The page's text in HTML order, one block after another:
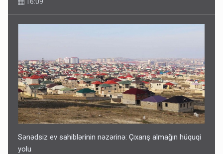
Sənədsiz ev sahiblərinin nəzərinə: Çıxarış almağın hüquqi
yolu